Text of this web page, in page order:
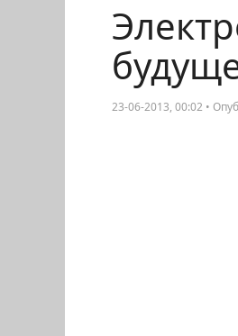
23-06-2013, 00:02 •